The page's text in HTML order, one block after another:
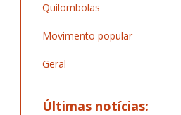
Quilombolas
Movimento popular
Geral
Últimas notícias: